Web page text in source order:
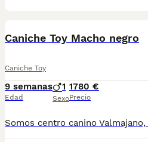
Caniche Toy Macho negro
Caniche Toy
9 semanas
Edad
1
Sexo
1780 €
Precio